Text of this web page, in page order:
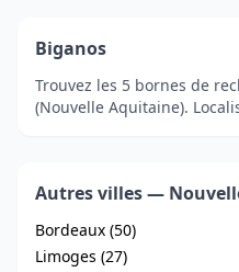
Biganos
Trouvez les 5 bornes de
(Nouvelle Aquitaine).
Autres villes —
Bordeaux (50)
Limoges (27)